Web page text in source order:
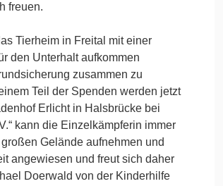
freuen.
Tierheim in Freital mit einer
den Unterhalt aufkommen
zusammen zu
Teil der Spenden werden jetzt
Erlicht in Halsbrücke bei
kann die Einzelkämpferin immer
Gelände aufnehmen und
angewiesen und freut sich daher
Doerwald von der Kinderhilfe